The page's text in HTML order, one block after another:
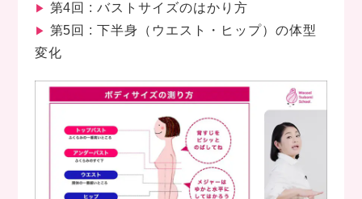
▶ 第4回 : バストサイズのはかり方
▶ 第5回 : 下半身（ウエスト・ヒップ）の体型
変化